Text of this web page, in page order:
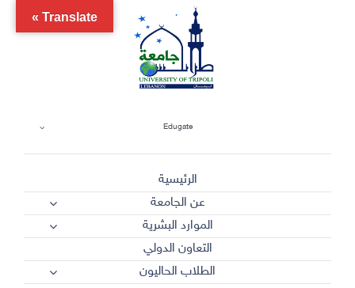
Edugate
الرئيسية
عن الجامعة
الموارد البشرية
التعاون الدولي
الطلاب الحاليون
Translate »